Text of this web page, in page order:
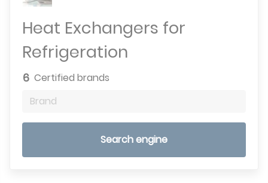
Heat Exchangers for
Refrigeration
6 Certified brands
Brand
Search engine